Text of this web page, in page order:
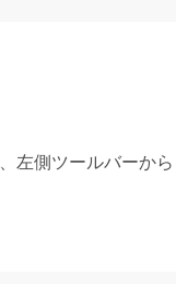
左側ツールバーか